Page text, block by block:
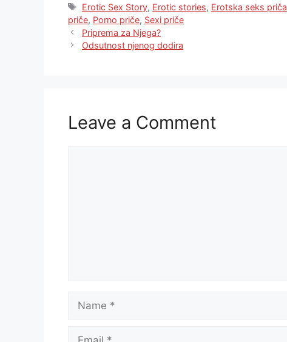
Tags
Erotic Sex Story, Erotic stories, Erotska seks priča
priče, Porno priče, Sexi priče
Priprema za Njega?
Odsutnost njenog dodira
Leave a Comment